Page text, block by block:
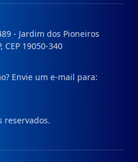
- Jardim dos Pioneiros
CEP 19050-340
Envie um e-mail para:
reservados.